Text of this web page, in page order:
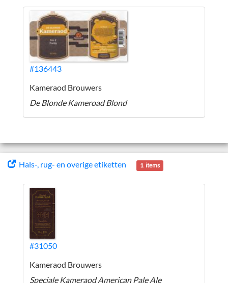
#136443
Kameraod Brouwers
De Blonde Kameroad Blond
Hals-, rug- en overige etiketten 1 items
#31050
Kameraod Brouwers
Speciale Kameraod American Pale Ale